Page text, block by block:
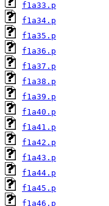
f1a33.p
f1a34.p
f1a35.p
f1a36.p
f1a37.p
f1a38.p
f1a39.p
f1a40.p
f1a41.p
f1a42.p
f1a43.p
f1a44.p
f1a45.p
f1a46.p